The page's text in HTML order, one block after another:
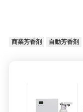
商業芳香剤 自動芳香剤